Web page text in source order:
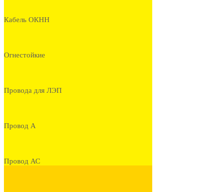
Кабель ОКНН
Огнестойкие
Провода для ЛЭП
Провод А
Провод АС